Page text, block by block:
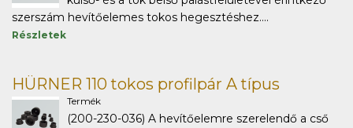
szerszám hevítőelemes tokos hegesztéshez....
Részletek
HÜRNER 110 tokos profilpár A típus
Termék
(200-230-036) A hevítőelemre szerelendő a cső